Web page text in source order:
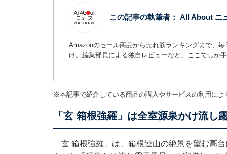
この記事の執筆者： All About ニ
Amazonのセール商品から売れ筋ランキングまで、
け。編集部員による独自レビューなど、ここでしか
※本記事で紹介している商品の購入やサービスの利用に
「玄 箱根強羅」は全室源泉かけ流し
「玄 箱根強羅」は、箱根連山の絶景を望む高